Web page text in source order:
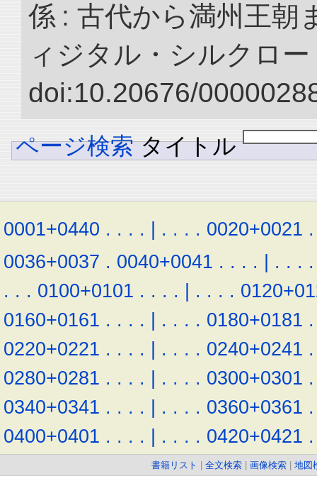
係 : 古代から満州王朝
ィジタル・シルクロ
doi:10.20676/
ページ検索 タイトル
0001+0440 . . . . | . . . . 0020+0021 .
0036+0037 . 0040+0041 . . . . | . . . .
. . . 0100+0101 . . . . | . . . .
0160+0161 . . . . | . . . . 0180+0181 .
0220+0221 . . . . | . . . . 0240+0241 .
0280+0281 . . . . | . . . . 0300+0301 .
0340+0341 . . . . | . . . . 0360+0361 .
0400+0401 . . . . | . . . . 0420+0421 .
書籍リスト 全文検索 画像検索 地図